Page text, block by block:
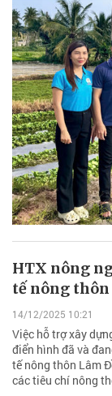
HTX nông
tế nông
14/12/2025 10:21
Việc hỗ trợ xây
điển hình đã và
tế nông thôn Lâm
các tiêu chí nông